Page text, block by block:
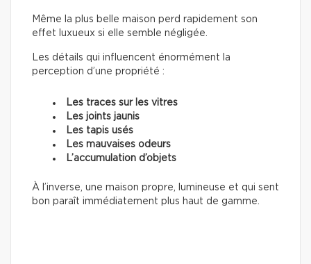
Même la plus belle maison perd rapidement son
effet luxueux si elle semble négligée.
Les détails qui influencent énormément la
perception d’une propriété :
Les traces sur les vitres
Les joints jaunis
Les tapis usés
Les mauvaises odeurs
L’accumulation d’objets
À l’inverse, une maison propre, lumineuse et qui sent
bon paraît immédiatement plus haut de gamme.